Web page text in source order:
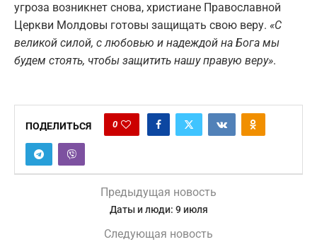
угроза возникнет снова, христиане Православной
Церкви Молдовы готовы защищать свою веру. «С
великой силой, с любовью и надеждой на Бога мы
будем стоять, чтобы защитить нашу правую веру».
ПОДЕЛИТЬСЯ 0
Предыдущая новость
Даты и люди: 9 июля
Следующая новость